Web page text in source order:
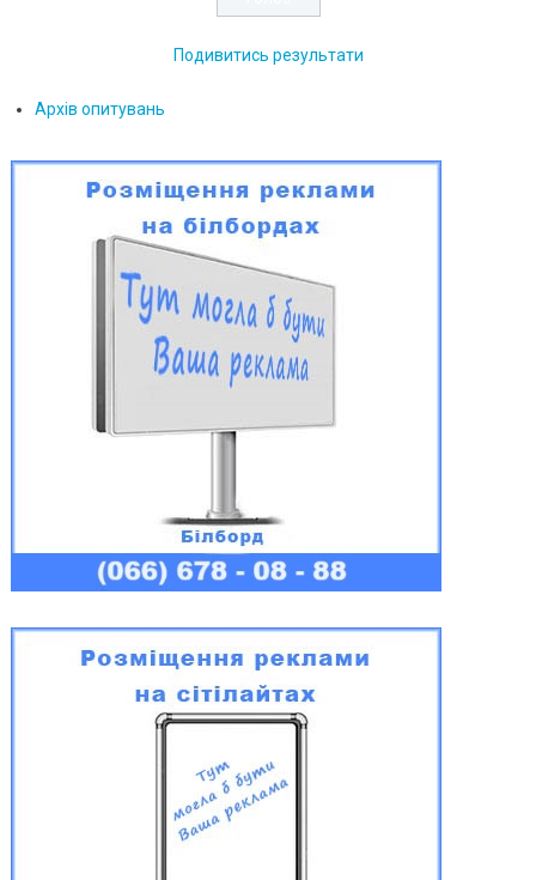
Подивитись результати
Архів опитувань